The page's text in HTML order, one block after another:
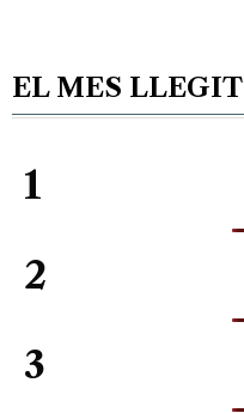
EL MES LLEGIT
1
2
3